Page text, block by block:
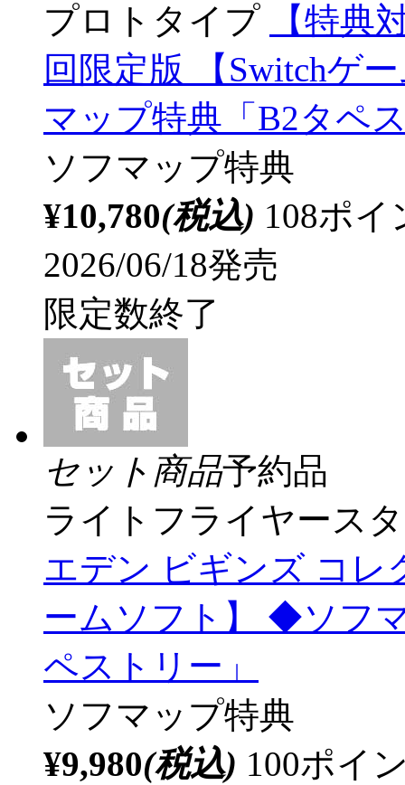
プロトタイプ
【特典
回限定版 【Switchゲ
マップ特典「B2タペ
ソフマップ特典
¥10,780(税込) 108ポ
2026/06/18発売
限定数終了
セット商品予約品
ライトフライヤース
エデン ビギンズ コレ
ームソフト】 ◆ソフ
ペストリー」
ソフマップ特典
¥9,980(税込) 100ポイ